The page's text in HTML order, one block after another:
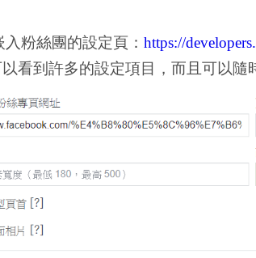
入粉絲團的設定頁： https://
看到許多的設定項目，而且可以隨